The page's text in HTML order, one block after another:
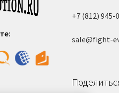
+7 (812) 945-
sale@fight-